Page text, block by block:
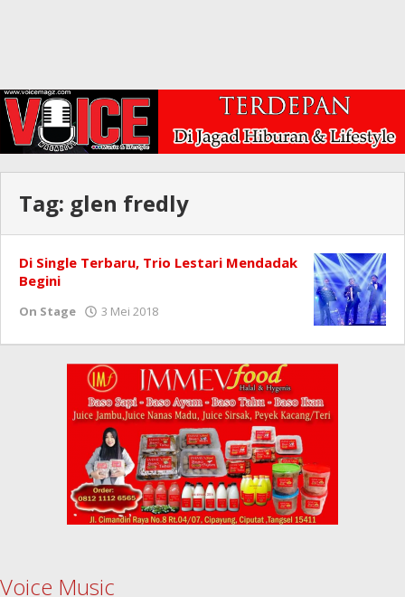
Tag: glen fredly
Di Single Terbaru, Trio Lestari Mendadak
Begini
On Stage 3 Mei 2018
Voice Music